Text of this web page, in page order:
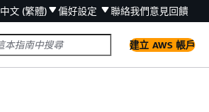
中文 (繁體) 偏好設定 聯絡我們意見回饋
建立 AWS 帳戶